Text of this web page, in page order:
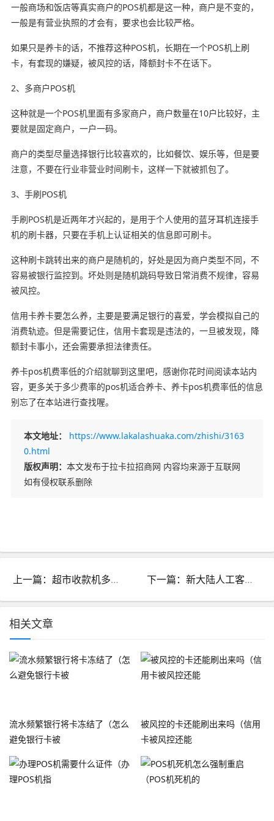
一般商场和饭店等真实商户的POS机都是这一种，商户是不变的，
一般是有营业执照的才会有，要求也会比较严格。
如果只是养卡的话，不推荐这种POS机，长期在一个POS机上刷
卡，有套现的嫌疑，被风控的话，降额封卡不在话下。
2、多商户POS机
这种就是一个POS机里面有多家商户，商户数量在10户比较好，主
要就是固定商户，一户一码。
商户的类型尽量选择银行比较喜欢的，比如餐饮、娱乐等，但是要
注意，不要在行业非营业时间刷卡，这样一下就被抓包了。
3、手刷POS机
手刷POS机是近两年才兴起的，是用于个人使用的蓝牙耳机连接手
机的刷卡器，只要在手机上认证相关的信息即可刷卡。
这种刷卡跳转出来的商户是随机的，好处是因为商户类型不同，不
容易被银行监控到。坏处则是随机跳码导致日常消费不规律，容易
被风控。
信用卡养卡要怎么养，主要是要满足银行的喜爱，学会模拟自己的
消费轨迹。但是需要记住，信用卡套现是违法的，一旦被发现，降
额封卡事小，还会需要承担法律责任。
养卡pos机费率低的介绍就聊到这里吧，感谢你花时间阅读本站内
容，更多关于多少费率的pos机适合养卡、养卡pos机费率低的信息
别忘了在本站进行查找喔。
本文地址：
https://www.lakalashuaka.com/zhishi/3163
0.html
版权声明： 本文发布于拉卡拉招商网 内容均来源于互联网
如有侵权联系删除
上一篇：超市收款机多少钱_超市收银机怎么收钱 下一篇：新大陆人工客服电话是多少_新大陆客服电话号码是多少
相关文章
流水频繁银行将卡冻结了（怎么
避免银行卡被
被风控的卡还能刷出来吗（信用
卡被风控还能